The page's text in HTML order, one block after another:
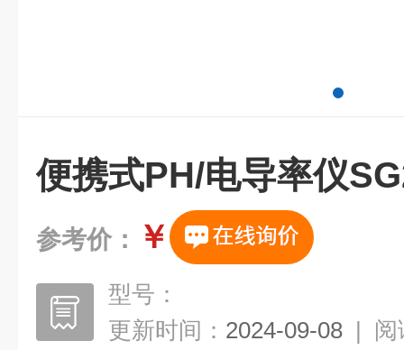
便携式PH/电导率仪
参考价： ￥
型号：
更新时间： 2024-09-08 | 阅